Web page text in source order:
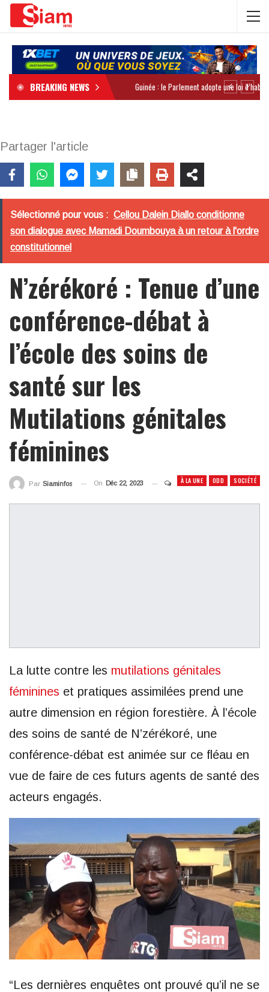
BREAKING NEWS
Partager l'article
Sélectionné pour vous : Cellou Dalein Diallo conditionne
son dialogue avec Mamadi Doumbouya à un retour à l'ordre
constitutionnel
N’zérékoré : Tenue d’une
conférence-débat à
l’école des soins de
santé sur les
Mutilations génitales
féminines
À LA UNE ODD SOCIÉTÉ
Par Siaminfos On Déc 22, 2023
La lutte contre les mutilations génitales
féminines et pratiques assimilées prend une
autre dimension en région forestière. À l’école
des soins de santé de N’zérékoré, une
conférence-débat est animée sur ce fléau en
vue de faire de ces futurs agents de santé des
acteurs engagés.
“Les dernières enquêtes ont prouvé qu’il ne se